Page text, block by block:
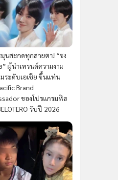
นสะกดทุกสายตา! “ซง
” ผู้นำเทรนด์ความงาม
ระดับเอเชีย ขึ้นแท่น
Brand
ของโปรแกรมฟิล
รับปี 2026